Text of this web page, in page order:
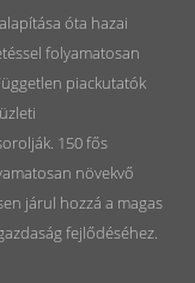
óta hazai
folyamatosan
piackutatók
150 fős
növekvő
járul hozzá a magas
fejlődéséhez.